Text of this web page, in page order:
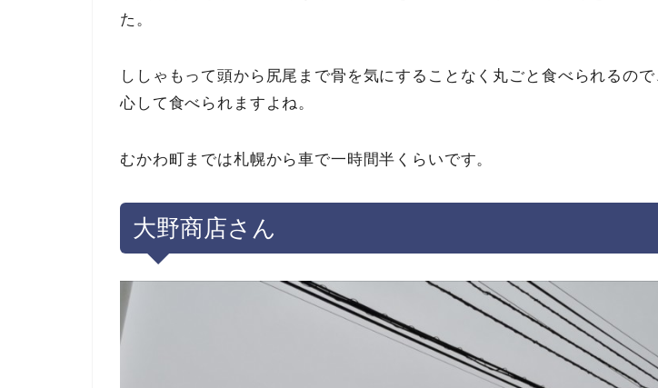
た。
ししゃもって頭から尻尾まで骨を気にすることなく丸ごと食べられるの
心して食べられますよね。
むかわ町までは札幌から車で一時間半くらいです。
大野商店さん